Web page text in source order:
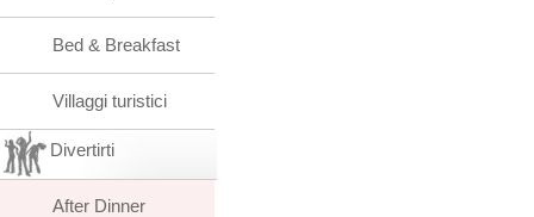
Bed & Breakfast
Villaggi turistici
Divertirti
After Dinner